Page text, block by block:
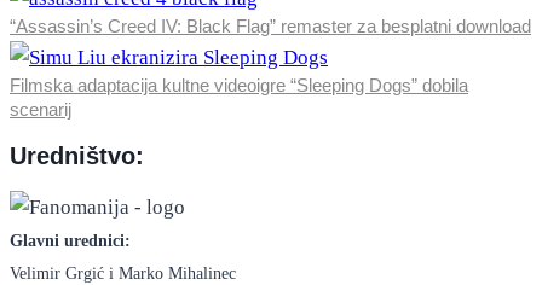
“Assassin’s Creed IV: Black Flag” remaster za besplatni download
Filmska adaptacija kultne videoigre “Sleeping Dogs” dobila
scenarij
Uredništvo:
Glavni urednici:
Velimir Grgić i Marko Mihalinec